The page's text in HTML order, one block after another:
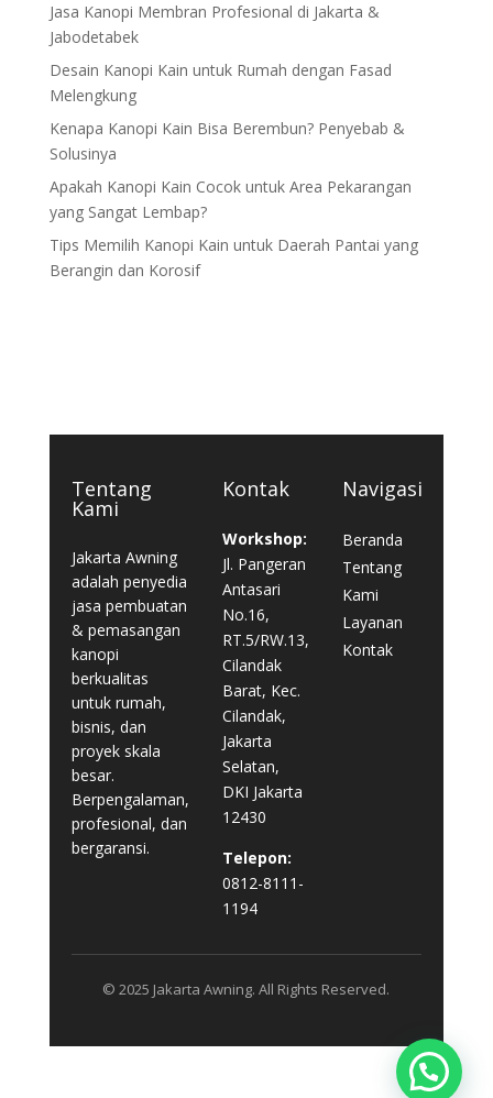
Jasa Kanopi Membran Profesional di Jakarta &
Jabodetabek
Desain Kanopi Kain untuk Rumah dengan Fasad
Melengkung
Kenapa Kanopi Kain Bisa Berembun? Penyebab &
Solusinya
Apakah Kanopi Kain Cocok untuk Area Pekarangan
yang Sangat Lembap?
Tips Memilih Kanopi Kain untuk Daerah Pantai yang
Berangin dan Korosif
Tentang
Kami
Jakarta Awning
adalah penyedia
jasa pembuatan
& pemasangan
kanopi
berkualitas
untuk rumah,
bisnis, dan
proyek skala
besar.
Berpengalaman,
profesional, dan
bergaransi.
Kontak
Workshop:
Jl. Pangeran
Antasari
No.16,
RT.5/RW.13,
Cilandak
Barat, Kec.
Cilandak,
Jakarta
Selatan,
DKI Jakarta
12430
Telepon:
0812-8111-
1194
Navigasi
Beranda
Tentang
Kami
Layanan
Kontak
© 2025 Jakarta Awning. All Rights Reserved.